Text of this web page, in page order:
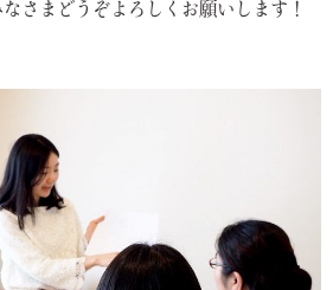
さまどうぞよろしくお願いします！